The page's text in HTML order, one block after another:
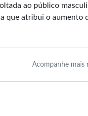
ao público
atribui o aumento
Acompanhe mais